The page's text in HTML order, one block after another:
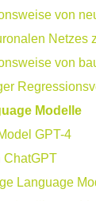
von
Netzes
von
Modelle
GPT-4
ChatGPT
Language